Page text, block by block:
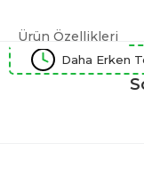
Ürün Özellikleri
Daha Erken